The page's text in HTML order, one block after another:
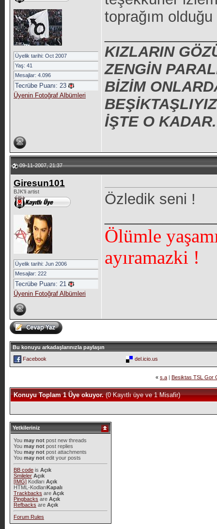
Üyelik tarihi: Oct 2007
Yaş: 41
Mesajlar: 4.096
Tecrübe Puanı: 23
Üyenin Fotoğraf Albümleri
toprağım
KIZLARIN
ZENGİN
BİZİM
İŞTE O
09-11-2007, 21:37
Giresun101
BJK'li artist
Üyelik tarihi: Jun 2006
Mesajlar: 222
Tecrübe Puanı: 21
Üyenin Fotoğraf Albümleri
Özledik seni !
Ölümle
ayıramazki !
Bu konuyu arkadaşlarınızla paylaşın
Facebook
del.icio.us
« s.a| Besiktas TSL Gor
Konuyu Toplam 1 Üye okuyor.(0 Kayıtlı üye ve 1 Misafir)
Yetkileriniz
You may notpost new threads
You may notpost replies
You may notpost attachments
You may notedit your posts
BB codeis Açık
Smileler Açık
[IMG]Kodları Açık
HTML-KodlarıKapalı
Trackbacks are Açık
Pingbacks are Açık
Refbacks are Açık
Forum Rules